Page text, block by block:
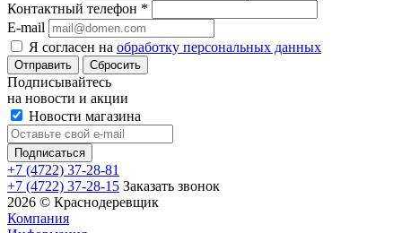
Контактный телефон *
E-mail
Я согласен на обработку персональных данных
Сбросить
Подписывайтесь
на новости и акции
Новости магазина
+7 (4722) 37-28-81
+7 (4722) 37-28-15 Заказать звонок
2026 © Краснодеревщик
Компания